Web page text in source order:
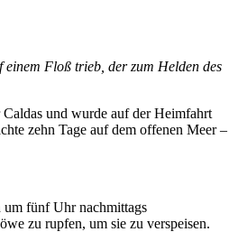
einem Floß trieb, der zum Helden des
und wurde auf der Heimfahrt
zehn Tage auf dem offenen Meer –
um fünf Uhr nachmittags
zu rupfen, um sie zu verspeisen.